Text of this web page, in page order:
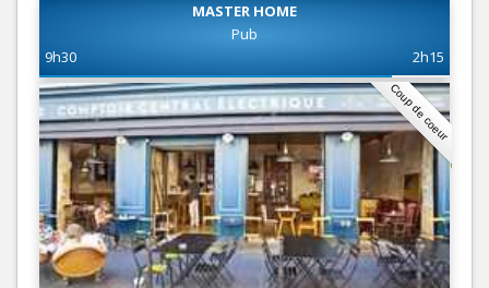
MASTER HOME
Pub
9h30
2h15
Coup de coeur